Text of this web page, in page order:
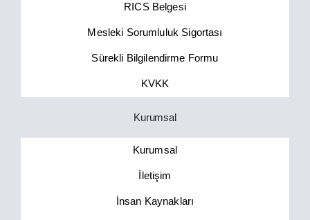
RICS Belgesi
Mesleki Sorumluluk Sigortası
Sürekli Bilgilendirme Formu
KVKK
Kurumsal
Kurumsal
İletişim
İnsan Kaynakları